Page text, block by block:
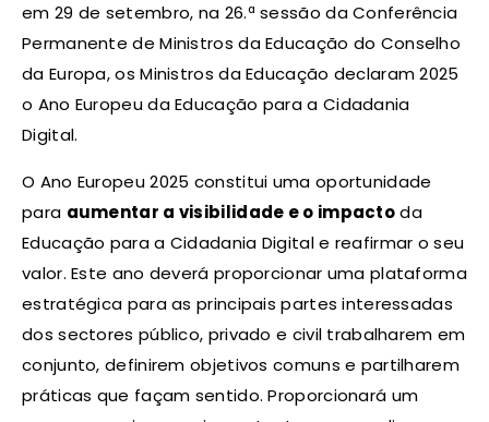
em 29 de setembro, na 26.ª sessão da Conferência
Permanente de Ministros da Educação do Conselho
da Europa, os Ministros da Educação declaram 2025
o Ano Europeu da Educação para a Cidadania
Digital.
O Ano Europeu 2025 constitui uma oportunidade
para aumentar a visibilidade e o impactoda
Educação para a Cidadania Digital e reafirmar o seu
valor. Este ano deverá proporcionar uma plataforma
estratégica para as principais partes interessadas
dos sectores público, privado e civil trabalharem em
conjunto, definirem objetivos comuns e partilharem
práticas que façam sentido. Proporcionará um